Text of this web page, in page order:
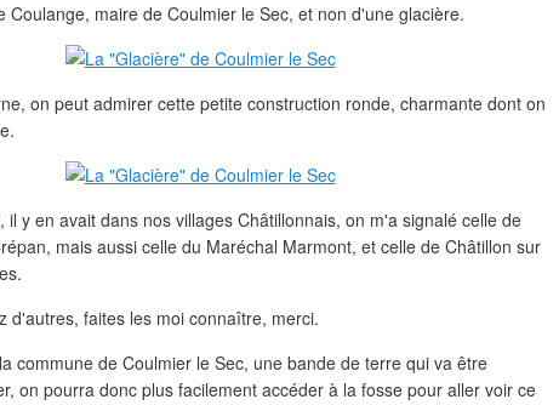
Coulange, maire de Coulmier le Sec, et non d'une glacière.
on peut admirer cette petite construction ronde, charmante dont on
il y en avait dans nos villages Châtillonnais, on m'a signalé celle de
mais aussi celle du Maréchal Marmont, et celle de Châtillon sur
d'autres, faites les moi connaître, merci.
commune de Coulmier le Sec, une bande de terre qui va être
on pourra donc plus facilement accéder à la fosse pour aller voir ce